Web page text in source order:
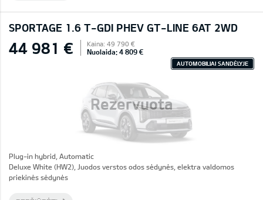
SPORTAGE 1.6 T-GDI PHEV GT-LINE 6AT 2WD
Rezervuota
44 981 € Kaina: 49 790 €
Nuolaida: 4 809 €
AUTOMOBILIAI SANDĖLYJE
Plug-in hybrid, Automatic
Deluxe White (HW2), Juodos verstos odos sėdynės, elektra valdomos
priekinės sėdynės